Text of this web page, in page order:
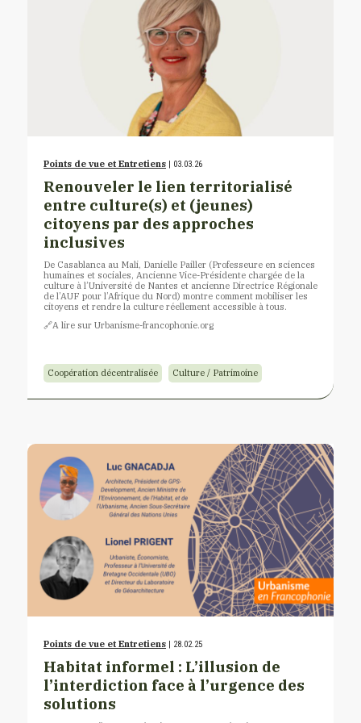
Points de vue et Entretiens | 03.03.26
Renouveler le lien territorialisé
entre culture(s) et (jeunes)
citoyens par des approches
inclusives
De Casablanca au Mali, Danielle Pailler (Professeure en sciences
humaines et sociales, Ancienne Vice-Présidente chargée de la
culture à l’Université de Nantes et ancienne Directrice Régionale
de l’AUF pour l’Afrique du Nord) montre comment mobiliser les
citoyens et rendre la culture réellement accessible à tous.
​🔗​A lire sur Urbanisme-francophonie.org
Coopération décentralisée Culture / Patrimoine
Points de vue et Entretiens | 28.02.25
Habitat informel : L’illusion de
l’interdiction face à l’urgence des
solutions